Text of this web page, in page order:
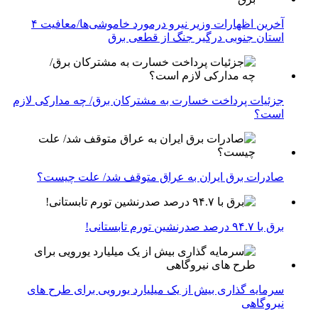
آخرین اظهارات وزیر نیرو درمورد خاموشی‌ها/معافیت ۴
استان جنوبی درگیر جنگ از قطعی برق
جزئیات پرداخت خسارت به مشترکان برق/ چه مدارکی لازم
است؟
صادرات برق ایران به عراق متوقف شد/ علت چیست؟
برق با ۹۴.۷ درصد صدرنشین تورم تابستانی!
سرمایه گذاری بیش از یک میلیارد یورویی برای طرح های
نیروگاهی